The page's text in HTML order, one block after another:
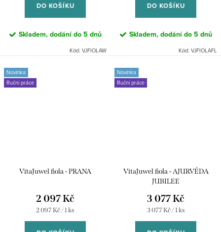
DO KOŠÍKU
Skladem, dodání do 5 dnů
Kód: VJFIOLAW
DO KOŠÍKU
Skladem, dodání do 5 dnů
Kód: VJFIOLAFL
Novinka
Ruční práce
VitaJuwel fiola - PRANA
2 097 Kč
Měrná
cena:
2 097 Kč / 1 ks
Novinka
Ruční práce
VitaJuwel fiola - AJURVÉDA
JUBILEE
3 077 Kč
Měrná
cena:
3 077 Kč / 1 ks